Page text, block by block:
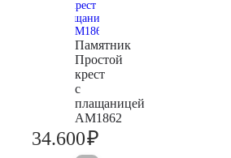
Памятник
Простой
крест
с
плащаницей
AM1862
34.600₽